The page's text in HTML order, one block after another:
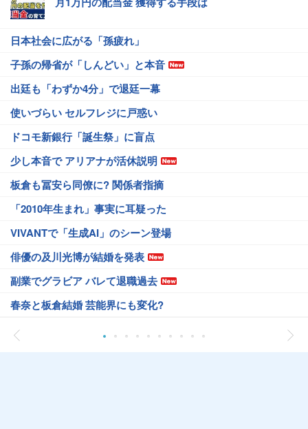
日本社会に広がる「孫疲れ」
子孫の帰省が「しんどい」と本音
出廷も「わずか4分」で退廷一幕
使いづらい セルフレジに戸惑い
ドコモ新銀行「誕生祭」に盲点
少し本音で アリアナが活休説明
板倉も冨安ら同僚に? 関係者指摘
「2010年生まれ」事実に耳疑った
VIVANTで「生成AI」のシーン登場
俳優の及川光博が結婚を発表
副業でグラビア バレて退職過去
春奈と板倉結婚 芸能界にも変化?